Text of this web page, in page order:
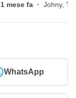
1 mese fa · Johny,
WhatsApp